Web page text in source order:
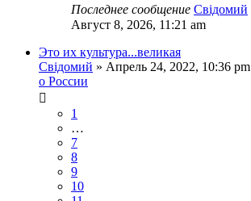
Последнее сообщение Свідомий
Август 8, 2026, 11:21 am
Это их культура...великая
Свідомий » Апрель 24, 2022, 10:36 pm
о России
1
…
7
8
9
10